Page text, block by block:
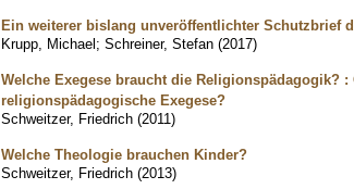
Ein weiterer bislang unveröffentlichter Schutzbrief
Krupp, Michael; Schreiner, Stefan (2017)
Welche Exegese braucht die Religionspädagogik?
religionspädagogische Exegese?
Schweitzer, Friedrich (2011)
Welche Theologie brauchen Kinder?
Schweitzer, Friedrich (2013)